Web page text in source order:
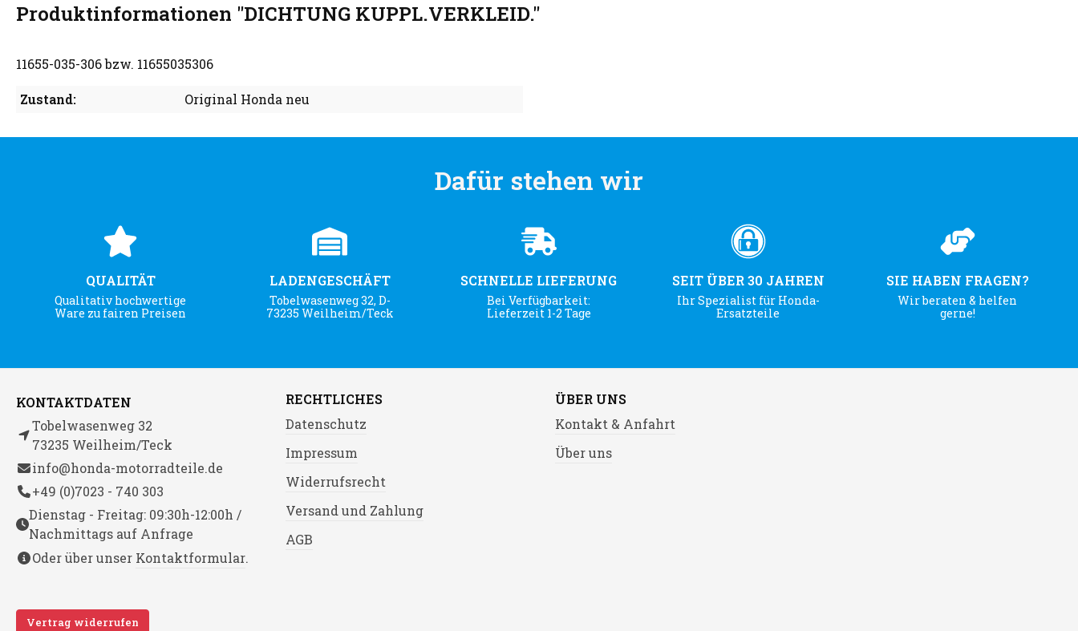
Produktinformationen "DICHTUNG KUPPL.VERKLEID."
11655-035-306 bzw. 11655035306
Zustand: Original Honda neu
Dafür stehen wir
QUALITÄT
Qualitativ hochwertige
Ware zu fairen Preisen
LADENGESCHÄFT
Tobelwasenweg 32, D-
73235 Weilheim/Teck
SCHNELLE LIEFERUNG
Bei Verfügbarkeit:
Lieferzeit 1-2 Tage
SEIT ÜBER 30 JAHREN
Ihr Spezialist für Honda-
Ersatzteile
SIE HABEN FRAGEN?
Wir beraten & helfen
gerne!
KONTAKTDATEN
Tobelwasenweg 32
73235 Weilheim/Teck
info@honda-motorradteile.de
+49 (0)7023 - 740 303
Dienstag - Freitag: 09:30h-12:00h /
Nachmittags auf Anfrage
Oder über unser Kontaktformular.
Vertrag widerrufen
RECHTLICHES
Datenschutz
Impressum
Widerrufsrecht
Versand und Zahlung
AGB
ÜBER UNS
Kontakt & Anfahrt
Über uns